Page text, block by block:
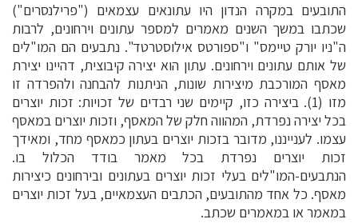
התובעים במקרה הנדון היו עתונאים עצמאים ("פרילנסרים")
שכתבו במשך השנים מאמרים למספר עתונים וירחונים, לרבות
ה"ניו יורק טיימס" ו"ספורטס אילוסטרטד". נתבעים הם המו"לים
של אותם עתונים וירחונים. עתון הוא יצירה קיבוצית, דהיינו יצירת
מאסף המורכבת מיצירות שונות, הניתנות להבחנה ולהפרדה זו
מזו (1). ביצירה כזו, קיימים שני רבדים של זכויות: זכות יוצרים
בכל יצירה נפרדת, המהווה חלק של המאסף, וזכות יוצרים במאסף
עצמו. לענייננו, מדובר בזכות יוצרים בעתון כמאסף מחד, ומאידך
זכות יוצרים נפרדת בכל מאמר בודד הכלול בו.
הנתבעים-המו"לים בעלי זכות יוצרים בעתונים ובירחונים כיצירות
מאסף. כל אחד מהתובעים, הכתבים העצמאיים, בעל זכות יוצרים
במאמר או במאמרים שכתב.